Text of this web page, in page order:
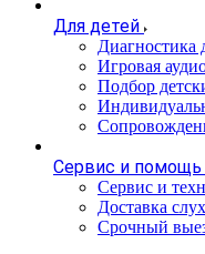
Для детей
Диагностика
Игровая
Подбор
Сервис и помощь
Сервис и
Доставка
Срочный